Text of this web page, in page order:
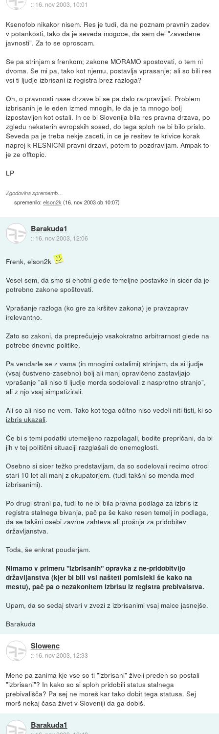
:: 16. nov 2003, 10:01
Ksenofob nikakor nisem. Res je tudi, da ne poznam pravnih zadev
v potankosti, tako da je seveda mogoce, da sem del "zavedene
javnosti". Za to se oproscam.
Se pa strinjam s frenkom; zakone MORAMO spostovati, o tem ni
dvoma. Se mi pa, tako kot njemu, postavlja vprasanje; ali so bili res
vsi ti ljudje izbrisani iz registra brez razloga?
Oh, o pravnosti nase drzave bi se pa dalo razpravljati. Problem
izbrisanih je le eden izmed mnogih, le da je ta mnogo bolj
izpostavljen kot ostali. In ce bi Slovenija bila res pravna drzava, po
zgledu nekaterih evropskih sosed, do tega sploh ne bi bilo prislo.
Seveda pa je treba nekje zaceti, in ce je resitev te krivice korak
naprej k RESNICNI pravni drzavi, potem to pozdravljam. Ampak to
je ze offtopic.
LP
Zgodovina sprememb…
spremenilo:elson2k (16. nov 2003 ob 10:07)
Barakuda1
:: 16. nov 2003, 12:06
Frenk, elson2k
Vesel sem, da smo si enotni glede temeljne postavke in sicer da je
potrebno zakone spoštovati.
Vprašanje razloga (ko gre za kršitev zakona) je pravzaprav
irelevantno.
Zato so zakoni, da preprečujejo vsakokratno arbitrarnost glede na
potrebe dnevne politike.
Pa vendarle se z vama (in mnogimi ostalimi) strinjam, da si ljudje
(vsaj čustveno-zasebno) bolj ali manj opravičeno zastavljajo
vprašanje "ali niso ti ljudje morda sodelovali z nasprotno stranjo",
ali z njo vsaj simpatizirali.
Ali so ali niso ne vem. Tako kot tega očitno niso vedeli niti tisti, ki so
izbris ukazali.
Če bi s temi podatki utemeljeno razpolagali, bodite prepričani, da bi
jih v tej politični situaciji razglašali do onemoglosti.
Osebno si sicer težko predstavljam, da so sodelovali recimo otroci
stari 10 let ali manj z okupatorjem. (tudi takšni so menda med
izbrisanimi).
Po drugi strani pa, tudi to ne bi bila pravna podlaga za izbris iz
registra stalnega bivanja, pač pa še kako resen temelj in podlaga,
da se takšni osebi zavrne zahteva ali prošnja za pridobitev
državljanstva.
Toda, še enkrat poudarjam.
Nimamo v primeru "Izbrisanih" opravka z ne-pridobitvijo
državljanstva (kjer bi bili vsi našteti pomisleki še kako na
mestu), pač pa o nezakonitem izbrisu iz registra prebivalstva.
Upam, da so sedaj stvari v zvezi z izbrisanimi vsaj malce jasnejše.
Barakuda
Slowenc
:: 16. nov 2003, 12:33
Mene pa zanima kje vse so ti "izbrisani" živeli preden so postali
"izbrisani"? In kako so si sploh pridobili status stalnega
prebivališča? Pa sej ne moreš kar tako dobit tega statusa. Sej
morš nekaj časa živet v Sloveniji da ga dobiš.
Barakuda1